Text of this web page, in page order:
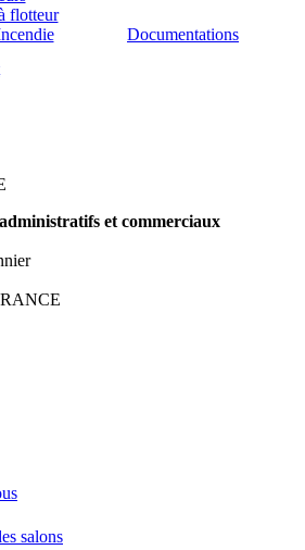
flotteur
Documentations
et commerciaux
salons